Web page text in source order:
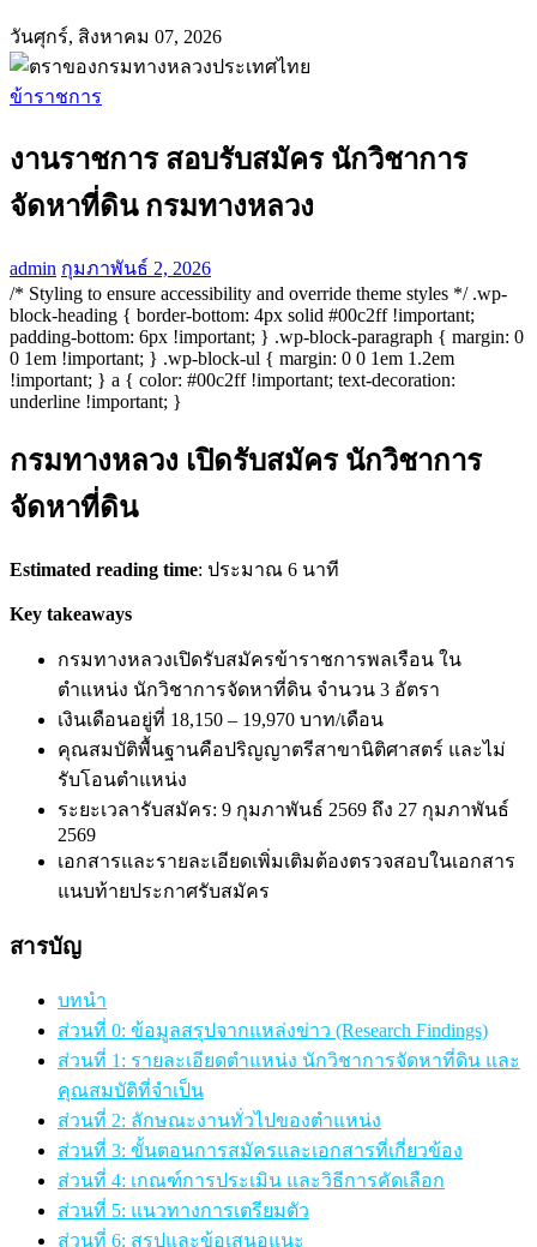
วันศุกร์, สิงหาคม 07, 2026
ข้าราชการ
งานราชการ สอบรับสมัคร นักวิชาการ
จัดหาที่ดิน กรมทางหลวง
admin กุมภาพันธ์ 2, 2026
/* Styling to ensure accessibility and override theme styles */ .wp-
block-heading { border-bottom: 4px solid #00c2ff !important;
padding-bottom: 6px !important; } .wp-block-paragraph { margin: 0
0 1em !important; } .wp-block-ul { margin: 0 0 1em 1.2em
!important; } a { color: #00c2ff !important; text-decoration:
underline !important; }
กรมทางหลวง เปิดรับสมัคร นักวิชาการ
จัดหาที่ดิน
Estimated reading time: ประมาณ 6 นาที
Key takeaways
กรมทางหลวงเปิดรับสมัครข้าราชการพลเรือน ใน
ตำแหน่ง นักวิชาการจัดหาที่ดิน จำนวน 3 อัตรา
เงินเดือนอยู่ที่ 18,150 – 19,970 บาท/เดือน
คุณสมบัติพื้นฐานคือปริญญาตรีสาขานิติศาสตร์ และไม่
รับโอนตำแหน่ง
ระยะเวลารับสมัคร: 9 กุมภาพันธ์ 2569 ถึง 27 กุมภาพันธ์
2569
เอกสารและรายละเอียดเพิ่มเติมต้องตรวจสอบในเอกสาร
แนบท้ายประกาศรับสมัคร
สารบัญ
บทนำ
ส่วนที่ 0: ข้อมูลสรุปจากแหล่งข่าว (Research Findings)
ส่วนที่ 1: รายละเอียดตำแหน่ง นักวิชาการจัดหาที่ดิน และ
คุณสมบัติที่จำเป็น
ส่วนที่ 2: ลักษณะงานทั่วไปของตำแหน่ง
ส่วนที่ 3: ขั้นตอนการสมัครและเอกสารที่เกี่ยวข้อง
ส่วนที่ 4: เกณฑ์การประเมิน และวิธีการคัดเลือก
ส่วนที่ 5: แนวทางการเตรียมตัว
ส่วนที่ 6: สรุปและข้อเสนอแนะ